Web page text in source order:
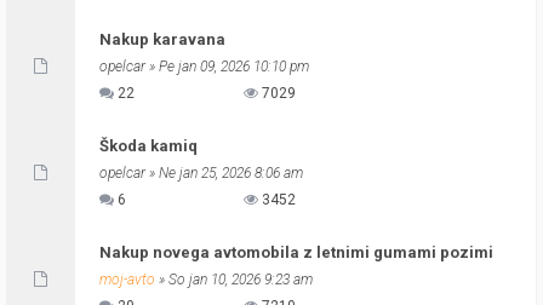
Nakup karavana
opelcar» Pe jan 09, 2026 10:10 pm
22
7029
Škoda kamiq
opelcar» Ne jan 25, 2026 8:06 am
6
3452
Nakup novega avtomobila z letnimi gumami pozimi
moj-avto » So jan 10, 2026 9:23 am